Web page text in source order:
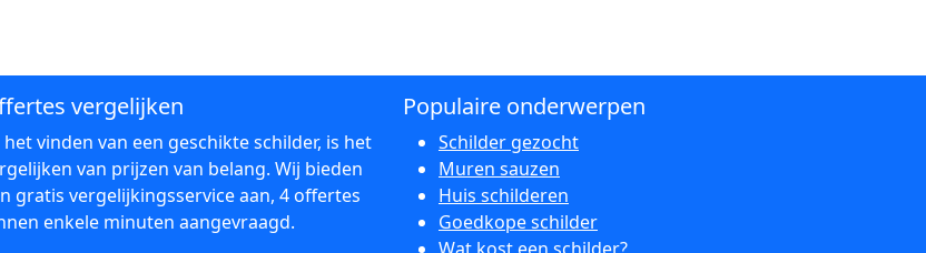
vergelijken
het vinden van een geschikte schilder, is het
van prijzen van belang. Wij bieden
gratis vergelijkingsservice aan, 4 offertes
enkele minuten aangevraagd.
Populaire onderwerpen
Schilder gezocht
Muren sauzen
Huis schilderen
Goedkope schilder